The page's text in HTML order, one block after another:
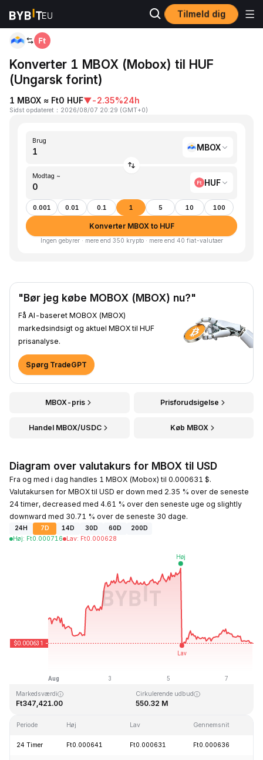
Tilmeld dig
Hjem MBOX to HUF
Konverter 1 MBOX (Mobox) til HUF
(Ungarsk forint)
1 MBOX ≈ Ft0 HUF▼-2.35%24h
Sidst opdateret ： 2026/08/07 20:29 (GMT+0)
Brug
MBOX
Modtag ~
HUF
0.001 0.01 0.1 1 5 10 100
Konverter MBOX to HUF
Ingen gebyrer · mere end 350 krypto · mere end 40 fiat-valutaer
"Bør jeg købe MOBOX (MBOX) nu?"
Få AI-baseret MOBOX (MBOX)
markedsindsigt og aktuel MBOX til HUF
prisanalyse.
Spørg TradeGPT
MBOX-pris Prisforudsigelse
Handel MBOX/USDC Køb MBOX
Diagram over valutakurs for MBOX til USD
Fra og med i dag handles 1 MBOX (Mobox) til 0.000631 $.
Valutakursen for MBOX til USD er down med 2.35 % over de seneste
24 timer, decreased med 4.61 % over den seneste uge og slightly
downward med 30.71 % over de seneste 30 dage.
24H 7D 14D 30D 60D
200D
Høj: Ft0.000716 Lav: Ft0.000628
Ft0.000603
Markedsværdi
Ft347,421.00
Cirkulerende udbud
550.32 M
Periode Høj Lav Gennemsnit
24 Timer Ft0.000641 Ft0.000631 Ft0.000636